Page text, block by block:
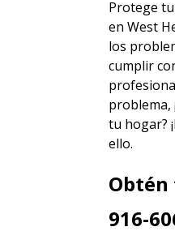
Protege
en West
los
cumplir
problema,
tu hogar?
ello.
Obtén
916-